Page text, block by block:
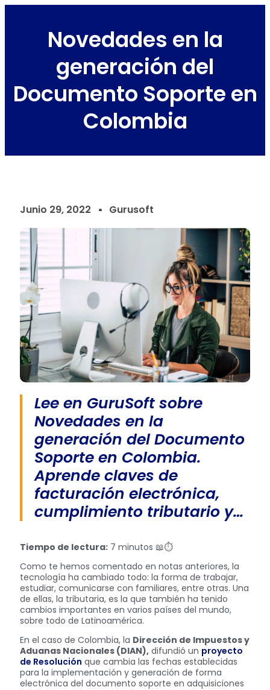
Novedades en la
generación del
Documento Soporte en
Colombia
Junio 29, 2022 Gurusoft
Lee en GuruSoft sobre
Novedades en la
generación del Documento
Soporte en Colombia.
Aprende claves de
facturación electrónica,
cumplimiento tributario y…
Tiempo de lectura: 7 minutos 📖⏱️
Como te hemos comentado en notas anteriores, la
tecnología ha cambiado todo: la forma de trabajar,
estudiar, comunicarse con familiares, entre otras. Una
de ellas, la tributaria, es la que también ha tenido
cambios importantes en varios países del mundo,
sobre todo de Latinoamérica.
En el caso de Colombia, la Dirección de Impuestos y
Aduanas Nacionales (DIAN), difundió un proyecto
de Resolución que cambia las fechas establecidas
para la implementación y generación de forma
electrónica del documento soporte en adquisiciones